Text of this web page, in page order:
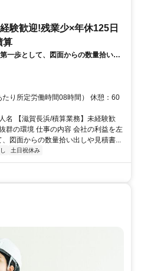
験歓迎!残業少×年休125日
算
一歩として、図面からの数量拾い出
当。丁寧なＯＪＴで、一生モノの専
り所定労働時間08時間） 休憩：60
名 【滋賀長浜/積算業務】未経験歓
群の環境 仕事の内容 会社の利益を左
図面からの数量拾い出しや見積書...
土日祝休み